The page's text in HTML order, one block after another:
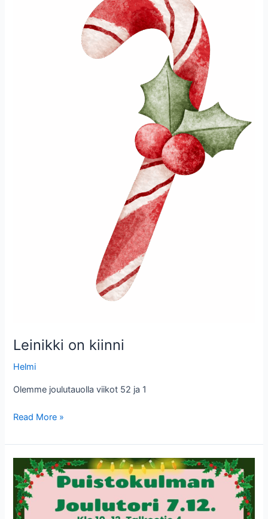
Leinikki on kiinni
Helmi
Olemme joulutauolla viikot 52 ja 1
Leinikki
kiinni
Read More »